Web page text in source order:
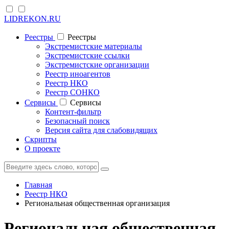
LIDREKON.RU
Реестры
Реестры
Экстремистские материалы
Экстремистские ссылки
Экстремистские организации
Реестр иноагентов
Реестр НКО
Реестр СОНКО
Cервисы
Cервисы
Контент-фильтр
Безопасный поиск
Версия сайта для слабовидящих
Скрипты
О проекте
Главная
Реестр НКО
Региональная общественная организация